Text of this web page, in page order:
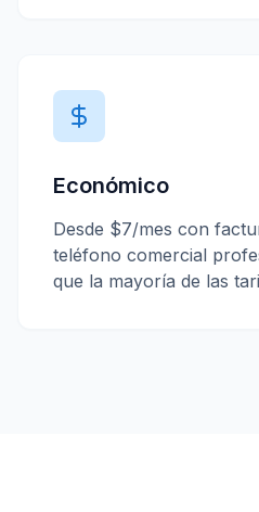
Económico
Desde $7/mes con
teléfono comercial
que la mayoría de las